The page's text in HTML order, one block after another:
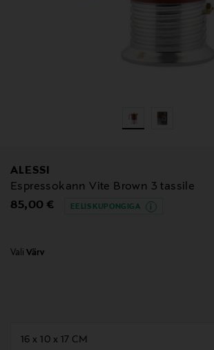
ALESSI
Espressokann Vite Brown 3 tassile
Original Price
85,00 € EELIS KUPONGIGA
Vali Värv